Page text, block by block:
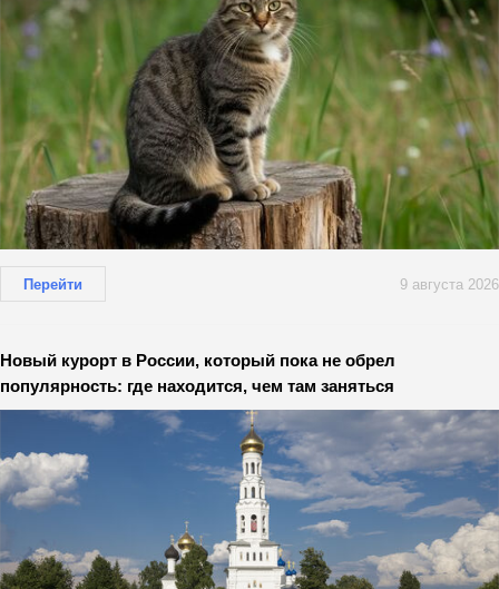
Перейти 9 августа 2026
Новый курорт в России, который пока не обрел
популярность: где находится, чем там заняться